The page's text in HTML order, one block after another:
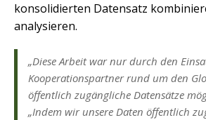
konsolidierten Datensatz
analysieren.
„Diese Arbeit war nur durch den
Kooperationspartner rund um den
öffentlich zugängliche Datensätze
„Indem wir unsere Daten öffentlich